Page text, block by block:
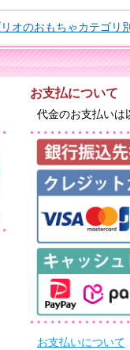
オのおもちゃカテゴリ
お支払について
代金のお支払いは
お支払いについて